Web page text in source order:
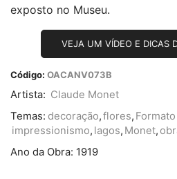
exposto no Museu.
VEJA UM VÍDEO E DICAS
Código: OACANV073B
Artista: Claude Monet
Temas: decoração,flores,
impressionismo, lagos, Monet,
Ano da Obra: 1919